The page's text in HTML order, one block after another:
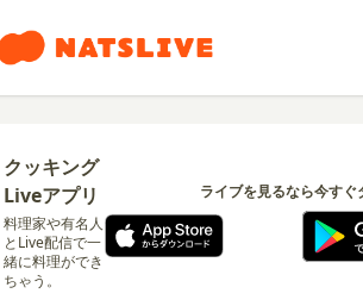
クッキング
Liveアプリ
料理家や有名人
とLive配信で一
緒に料理ができ
ちゃう。
ライブを見るなら今すぐ